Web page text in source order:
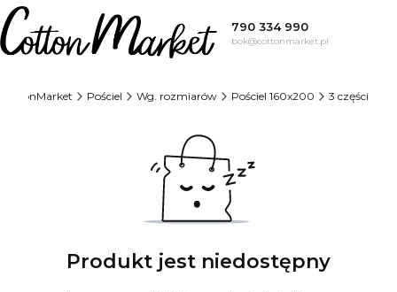
790 334 990
bok@cottonmarket.pl
CottonMarket Pościel Wg. rozmiarów Pościel 160x200 3 części
Produkt jest niedostępny